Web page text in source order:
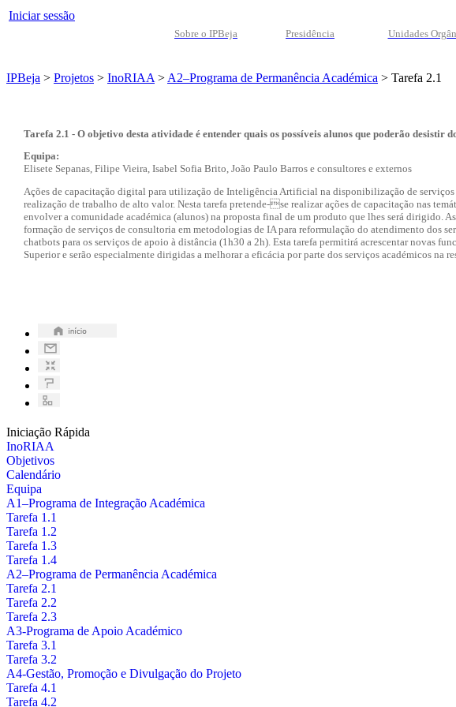
Iniciar sessão
Sobre o IPBeja Presidência Unidades
IPBeja > Projetos > InoRIAA > A2–Programa de Permanência Académica > Tarefa 2.1
Tarefa 2.1 - O objetivo desta atividade é entender quais os possíveis alunos que poderão desistir
Equipa:
Elisete Sepanas, Filipe Vieira, Isabel Sofia Brito, João Paulo Barros e consultores e externos
Ações de capacitação digital para utilização de Inteligência Artificial na disponibilização de
realização de trabalho de alto valor. Nesta tarefa pretende-se realizar ações de capacitação nas
envolver a comunidade académica (alunos) na proposta final de um produto que lhes será dirigido.
formação de serviços de consultoria em metodologias de IA para reformulação do atendimento dos
chatbots para os serviços de apoio à distância (1h30 a 2h). Esta tarefa permitirá acrescentar novas
Superior e serão especialmente dirigidas a melhorar a eficácia por parte dos serviços académicos na
Iniciação Rápida
InoRIAA
Objetivos
Calendário
Equipa
A1–Programa de Integração Académica
Tarefa 1.1
Tarefa 1.2
Tarefa 1.3
Tarefa 1.4
A2–Programa de Permanência Académica
Tarefa 2.1
Tarefa 2.2
Tarefa 2.3
A3-Programa de Apoio Académico
Tarefa 3.1
Tarefa 3.2
A4-Gestão, Promoção e Divulgação do Projeto
Tarefa 4.1
Tarefa 4.2